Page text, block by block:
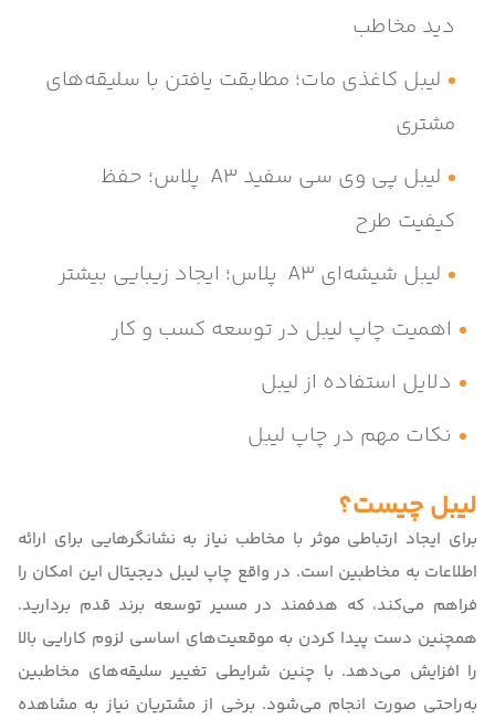
دید مخاطب
لیبل کاغذی مات؛ مطابقت یافتن با سلیقه‌های
مشتری
لیبل پی وی سی سفید A3 پلاس؛ حفظ
کیفیت طرح
لیبل شیشه‌ای A3 پلاس؛ ایجاد زیبایی بیشتر
اهمیت چاپ لیبل در توسعه کسب و کار
دلایل استفاده از لیبل
نکات مهم در چاپ لیبل
لیبل چیست؟
برای ایجاد ارتباطی موثر با مخاطب نیاز به نشانگرهایی برای ارائه
اطلاعات به مخاطبین است. در واقع چاپ لیبل دیجیتال این امکان را
فراهم می‌کند، که هدفمند در مسیر توسعه برند قدم بردارید.
همچنین دست پیدا کردن به موقعیت‌های اساسی لزوم کارایی بالا
را افزایش می‌دهد. با چنین شرایطی تغییر سلیقه‌های مخاطبین
به‌راحتی صورت انجام می‌شود. برخی از مشتریان نیاز به مشاهده